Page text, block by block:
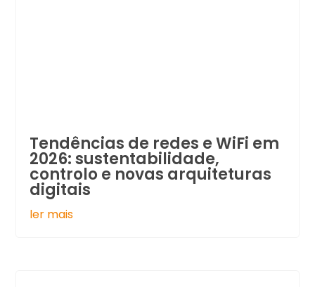
Tendências de redes e WiFi em
2026: sustentabilidade,
controlo e novas arquiteturas
digitais
ler mais